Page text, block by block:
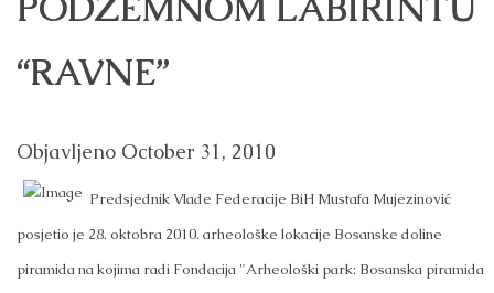
“RAVNE”
Objavljeno October 31, 2010
Predsjednik Vlade Federacije BiH Mustafa Mujezinović
posjetio je 28. oktobra 2010. arheološke lokacije Bosanske doline
piramida na kojima radi Fondacija "Arheološki park: Bosanska piramida